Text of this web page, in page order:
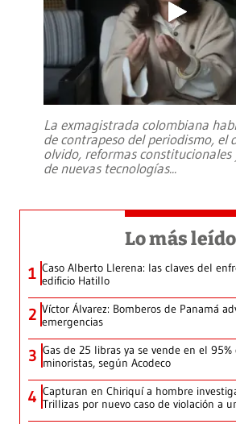
La exmagistrada colombiana
de contrapeso del periodismo, el
olvido, reformas constitucionales
de nuevas tecnologías...
Lo más leído
1 Caso Alberto Llerena: las claves del
edificio Hatillo
2 Víctor Álvarez: Bomberos de Panamá
emergencias
3 Gas de 25 libras ya se vende en el 95%
minoristas, según Acodeco
4 Capturan en Chiriquí a hombre
Trillizas por nuevo caso de violación a